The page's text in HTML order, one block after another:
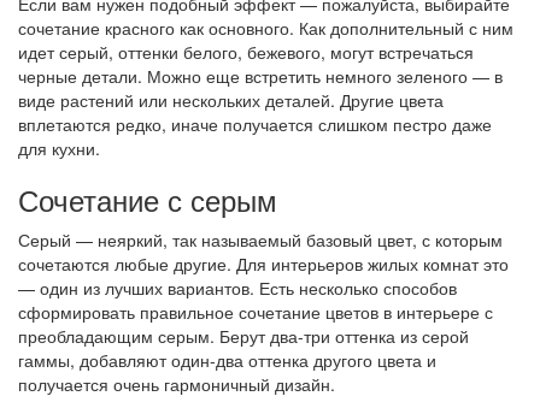
сочетание красного как основного. Как дополнительный с ним
идет серый, оттенки белого, бежевого, могут встречаться
черные детали. Можно еще встретить немного зеленого — в
виде растений или нескольких деталей. Другие цвета
вплетаются редко, иначе получается слишком пестро даже
для кухни.
Сочетание с серым
Серый — неяркий, так называемый базовый цвет, с которым
сочетаются любые другие. Для интерьеров жилых комнат это
— один из лучших вариантов. Есть несколько способов
сформировать правильное сочетание цветов в интерьере с
преобладающим серым. Берут два-три оттенка из серой
гаммы, добавляют один-два оттенка другого цвета и
получается очень гармоничный дизайн.